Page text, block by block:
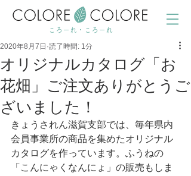
ころーれ・ころーれ
オリジナルカタログ「お
花畑」ご注文ありがとうご
ざいました！
2020年8月7日 読了時間: 1分
きょうされん滋賀支部では、毎年県内
会員事業所の商品を集めたオリジナル
カタログを作っています。ふうねの
「こんにゃくなんにょ」の販売もしま